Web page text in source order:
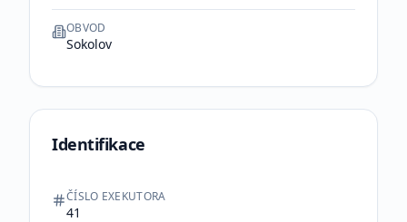
OBVOD
Sokolov
Identifikace
ČÍSLO EXEKUTORA
41